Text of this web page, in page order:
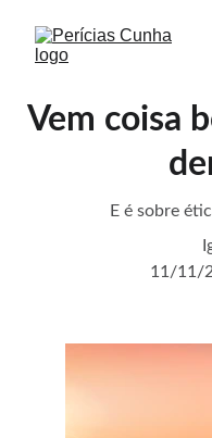
Vem coisa
E é sobre
11/11/